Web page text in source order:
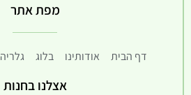
מפת אתר
דף הבית אודותינו בלוג גלריה
אצלנו בחנות